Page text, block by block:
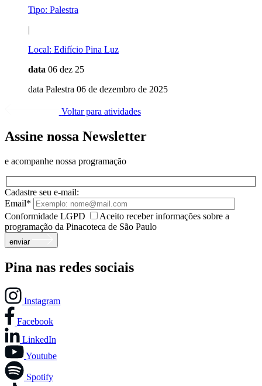
Tipo: Palestra
|
Local: Edifício Pina Luz
data 06 dez 25
data Palestra 06 de dezembro de 2025
Voltar para atividades
Assine nossa Newsletter
e acompanhe nossa programação
Cadastre seu e-mail:
Email*
Conformidade LGPD
Aceito receber informações sobre a
programação da Pinacoteca de São Paulo
enviar
Pina nas redes sociais
Instagram
Facebook
LinkedIn
Youtube
Spotify